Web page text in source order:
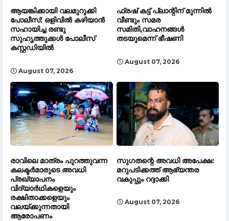
ആയങ്കിക്കായി വലമുറുക്കി
പോലീസ്: ഒളിവിൽ കഴിയാൻ
സഹായിച്ച രണ്ടു
സുഹൃത്തുക്കൾ പോലീസ്
കസ്റ്റഡിയിൽ
August 07, 2026
ഫ്രഷ് കട്ട് പ്ലാന്റിന് മുന്നിൽ
വീണ്ടും സമര
സമിതി,വാഹനങ്ങൾ
തടയുമെന്ന് ഭീഷണി
August 07, 2026
രാവിലെ മാത്രം പുറത്തുവന്ന
കലക്ടർമാരുടെ അവധി
പ്രഖ്യാപനം
വിദ്യാർഥികളെയും
രക്ഷിതാക്കളെയും
വലയ്ക്കുന്നതായി
ആരോപണം
സുഗതന്റെ അവധി അപേക്ഷ:
മറുപടിക്കത്ത് ആഭ്യന്തര
വകുപ്പും റദ്ദാക്കി
August 07, 2026